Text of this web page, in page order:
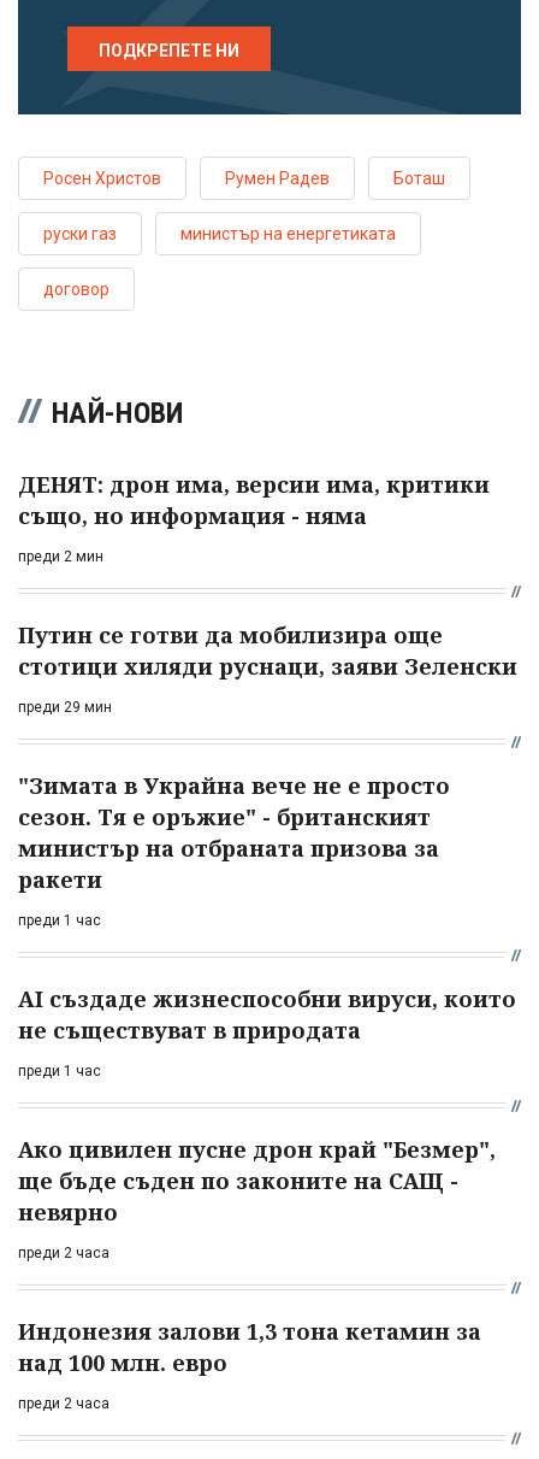
ПОДКРЕПЕТЕ НИ
Росен Христов Румен Радев Боташ
руски газ министър на енергетиката
договор
НАЙ-НОВИ
ДЕНЯТ: дрон има, версии има, критики
също, но информация - няма
преди 2 мин
Путин се готви да мобилизира още
стотици хиляди руснаци, заяви Зеленски
преди 29 мин
"Зимата в Украйна вече не е просто
сезон. Тя е оръжие" - британският
министър на отбраната призова за
ракети
преди 1 час
AI създаде жизнеспособни вируси, които
не съществуват в природата
преди 1 час
Ако цивилен пусне дрон край "Безмер",
ще бъде съден по законите на САЩ -
невярно
преди 2 часа
Индонезия залови 1,3 тона кетамин за
над 100 млн. евро
преди 2 часа